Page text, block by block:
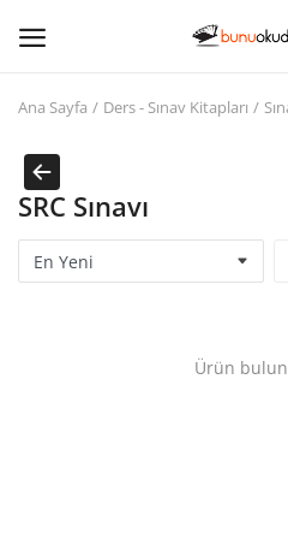
Sat
Giriş
Kayıt ol
Ana Sayfa Ders - Sınav Kitapları
SRC Sınavı
Ürün